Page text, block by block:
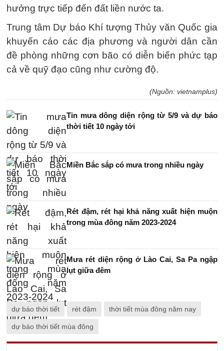
hưởng trực tiếp đến đất liền nước ta.
Trung tâm Dự báo Khí tượng Thủy văn Quốc gia
khuyến cáo các địa phương và người dân cần
đề phòng những cơn bão có diễn biến phức tạp
cả về quỹ đạo cũng như cường độ.
(Nguồn: vietnamplus)
Tin mưa dông diện rộng từ 5/9 và dự báo
thời tiết 10 ngày tới
Miền Bắc sắp có mưa trong nhiều ngày
Rét đậm, rét hại khả năng xuất hiện muộn
trong mùa đông năm 2023-2024
Mưa rét diện rộng ở Lào Cai, Sa Pa ngập
lụt giữa đêm
dự báo thời tiết rét đậm thời tiết mùa đông năm nay
dự báo thời tiết mùa đông